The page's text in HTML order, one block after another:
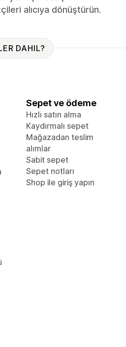
alıcıya dönüştürün.
DAHIL?
Sepet ve ödeme
Hızlı satın alma
Kaydırmalı sepet
Mağazadan teslim
alımlar
Sabit sepet
Sepet notları
Shop ile giriş yapın